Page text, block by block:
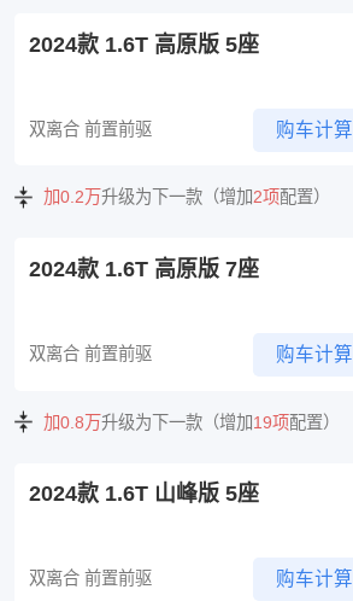
2024款 1.6T 高原版 5座
双离合 前置前驱 购车计算
加0.2万升级为下一款（增加2项配置）
2024款 1.6T 高原版 7座
双离合 前置前驱 购车计算
加0.8万升级为下一款（增加19项配置）
2024款 1.6T 山峰版 5座
双离合 前置前驱 购车计算